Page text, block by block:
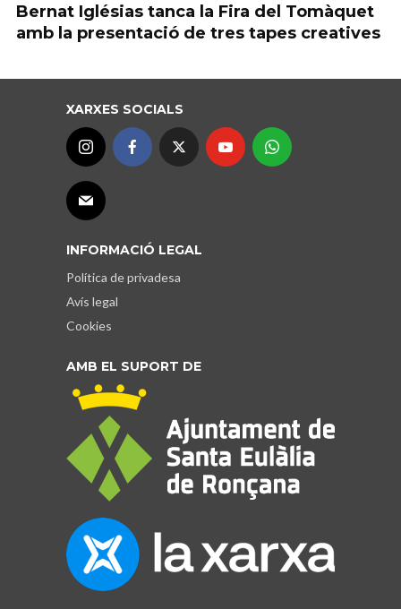
Bernat Iglésias tanca la Fira del Tomàquet
amb la presentació de tres tapes creatives
XARXES SOCIALS
INFORMACIÓ LEGAL
Política de privadesa
Avís legal
Cookies
AMB EL SUPORT DE